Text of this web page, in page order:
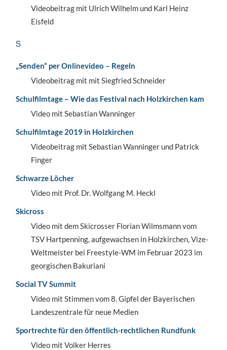
Videobeitrag mit Ulrich Wilhelm und Karl Heinz
Eisfeld
S
„Senden“ per Onlinevideo – Regeln
Videobeitrag mit mit Siegfried Schneider
Schulfilmtage – Wie das Festival nach Holzkirchen kam
Video mit Sebastian Wanninger
Schulfilmtage 2019 in Holzkirchen
Videobeitrag mit Sebastian Wanninger und Patrick
Finger
Schwarze Löcher
Video mit Prof. Dr. Wolfgang M. Heckl
Skicross
Video mit dem Skicrosser Florian Wilmsmann vom
TSV Hartpenning, aufgewachsen in Holzkirchen, Vize-
Weltmeister bei Freestyle-WM im Februar 2023 im
georgischen Bakuriani
Social TV Summit
Video mit Stimmen vom 8. Gipfel der Bayerischen
Landeszentrale für neue Medien
Sportrechte für den öffentlich-rechtlichen Rundfunk
Video mit Volker Herres